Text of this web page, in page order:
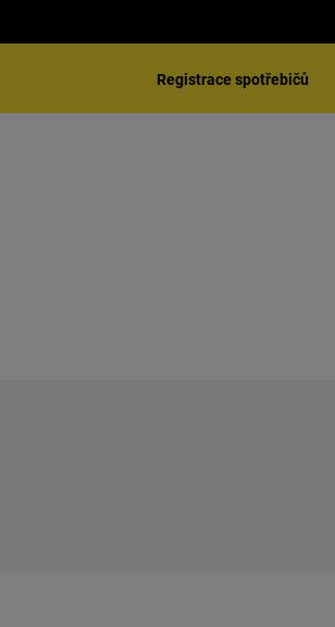
Registrace spotřebičů